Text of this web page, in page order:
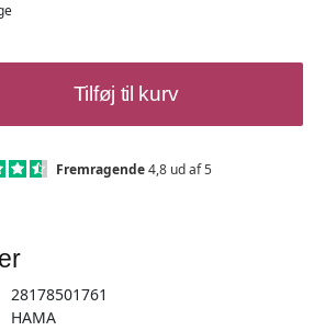
Tilføj til kurv
Fremragende4,8 ud af 5
28178501761
HAMA